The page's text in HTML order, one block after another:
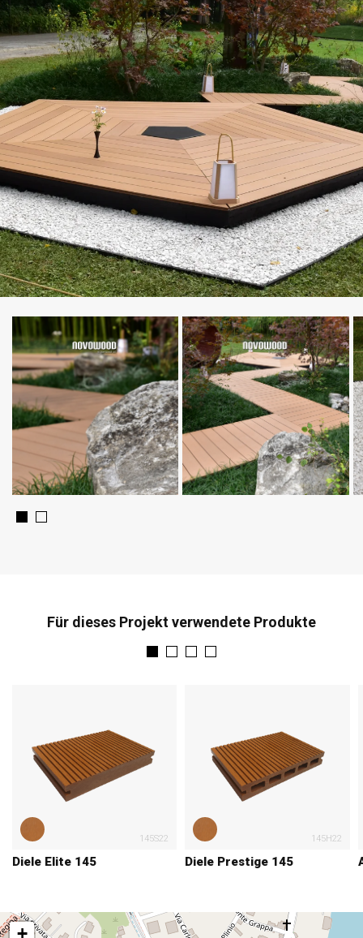
Für dieses Projekt verwendete Produkte
145S22
Diele Elite 145
145H22
Diele Prestige 145
+